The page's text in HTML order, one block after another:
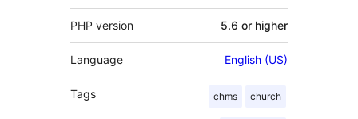
PHP version 5.6 or higher
Language English (US)
Tags chms church